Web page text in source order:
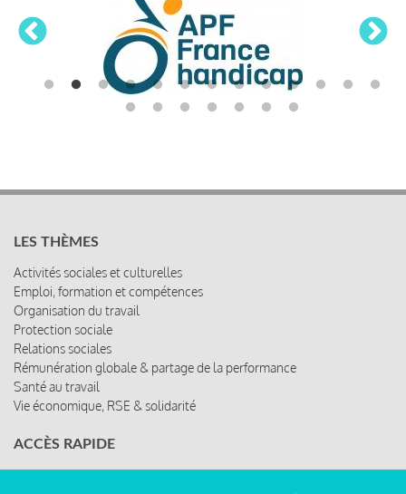
LES THÈMES
Activités sociales et culturelles
Emploi, formation et compétences
Organisation du travail
Protection sociale
Relations sociales
Rémunération globale & partage de la performance
Santé au travail
Vie économique, RSE & solidarité
ACCÈS RAPIDE
Les abonnements